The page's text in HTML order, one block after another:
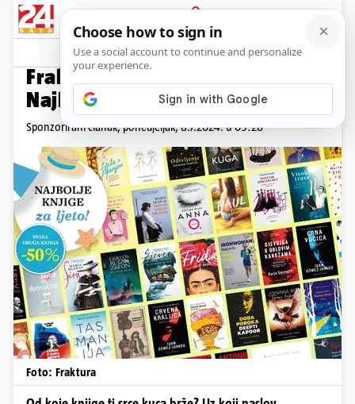
PRIJAVA
Promo sadržaj
Frakturina ljetna akcija –
Najbolje knjige za ljeto
Sponzorirani članak,ponedjeljak, 8.7.2024. u 09:28
Foto: Fraktura